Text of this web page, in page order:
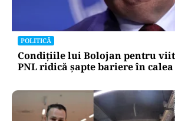
POLITICĂ
Condițiile lui Bolojan pentru
PNL ridică șapte bariere în